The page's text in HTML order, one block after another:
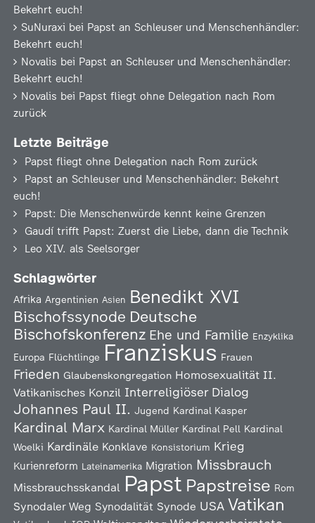
Bekehrt euch!
SuNuraxi bei Papst an Schleuser und Menschenhändler:
Bekehrt euch!
Novalis bei Papst an Schleuser und Menschenhändler:
Bekehrt euch!
Novalis bei Papst fliegt ohne Delegation nach Rom
zurück
Letzte Beiträge
Papst fliegt ohne Delegation nach Rom zurück
Papst an Schleuser und Menschenhändler: Bekehrt
euch!
Papst: Die Menschenwürde kennt keine Grenzen
Gaudí trifft Papst: Zuerst die Liebe, dann die Technik
Leo XIV. als Seelsorger
Schlagwörter
Afrika Argentinien Asien Benedikt XVI
Bischofssynode Deutsche
Bischofskonferenz Ehe und Familie Enzyklika
Europa Flüchtlinge Franziskus Frauen
Frieden Glaubenskongregation Homosexualität II.
Vatikanisches Konzil Interreligiöser Dialog
Johannes Paul II. Jugend Kardinal Kasper
Kardinal Marx Kardinal Müller Kardinal Pell Kardinal
Woelki Kardinäle Konklave Konsistorium Krieg
Kurienreform Lateinamerika Migration Missbrauch
Missbrauchsskandal Papst Papstreise Rom
Synodaler Weg Synodalität Synode USA Vatikan